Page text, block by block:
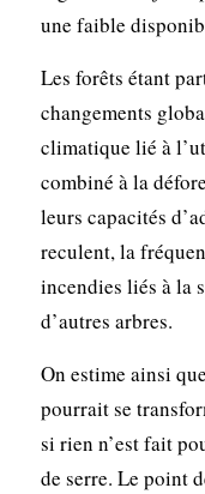
une faible
Les forêts étant
changements
climatique lié à
combiné à la
leurs capacités
reculent, la
incendies liés à la
d’autres arbres.
On estime ainsi
pourrait se
si rien n’est fait
de serre. Le point